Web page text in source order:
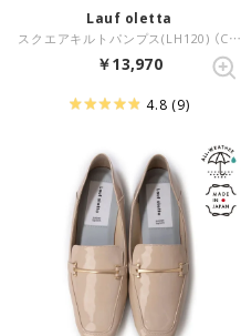
Lauf oletta
スクエアキルトパンプス(LH120) （CAMEL-S）
￥13,970
4.8 (9)